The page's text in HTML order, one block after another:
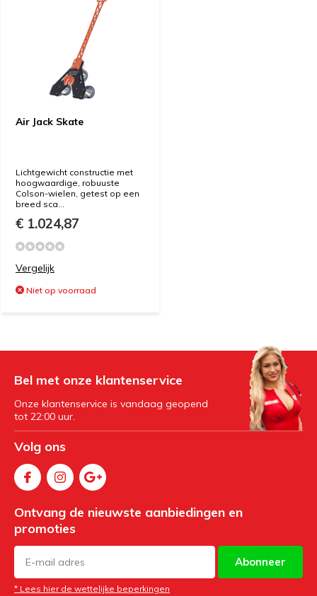
Air Jack Skate
Lichtgewicht constructie met
hoogwaardige, robuuste
Colson-wielen, getest op een
breed sca...
€ 1.024,87
Vergelijk
Niet op voorraad
Bel met onze klantenservice
Onze klantenservice is vandaag geopend
tot 22:00 uur.
Volg ons
Ontvang de nieuwste aanbiedingen en
promoties
Abonneer
* Lees hier de wettelijke beperkingen